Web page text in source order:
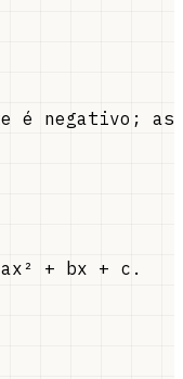
é negativo; as
+ bx + c.